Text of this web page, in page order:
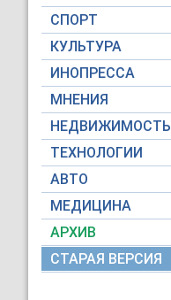
СПОРТ
КУЛЬТУРА
ИНОПРЕССА
МНЕНИЯ
НЕДВИЖИМОСТЬ
ТЕХНОЛОГИИ
АВТО
МЕДИЦИНА
АРХИВ
СТАРАЯ ВЕРСИЯ